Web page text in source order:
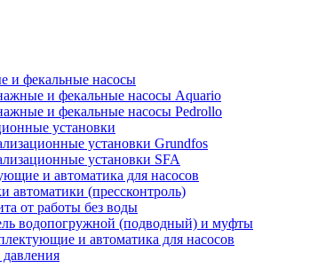
и фекальные насосы
и фекальные насосы Aquario
и фекальные насосы Pedrollo
установки
установки Grundfos
установки SFA
и автоматика для насосов
автоматики (прессконтроль)
от работы без воды
водопогружной (подводный) и муфты
и автоматика для насосов
давления